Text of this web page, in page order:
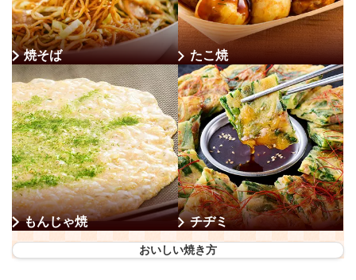
焼そば たこ焼
もんじゃ焼 チヂミ
おいしい焼き方